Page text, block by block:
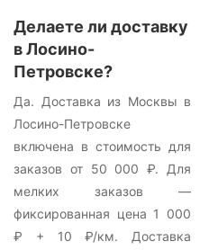
Делаете ли доставку
в Лосино-
Петровске?
Да. Доставка из Москвы в
Лосино-Петровске
включена в стоимость для
заказов от 50 000 ₽. Для
мелких заказов —
фиксированная цена 1 000
₽ + 10 ₽/км. Доставка